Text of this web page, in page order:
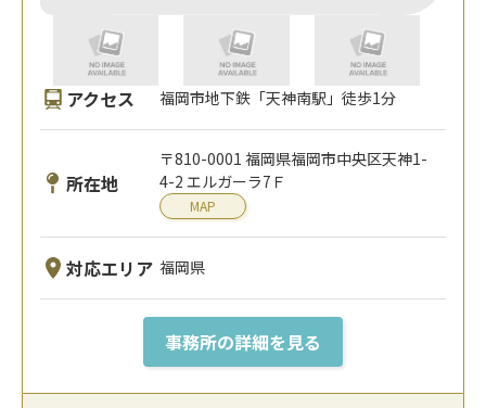
アクセス 福岡市地下鉄「天神南駅」徒歩1分
所在地
〒810-0001 福岡県福岡市中央区天神1-
4-2 エルガーラ7Ｆ
MAP
対応エリア 福岡県
事務所の詳細を見る